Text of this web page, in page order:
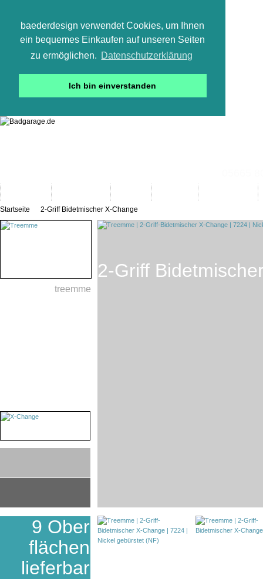
baederdesign verwendet Cookies, um Ihnen
ein bequemes Einkaufen auf unseren Seiten
zu ermöglichen. Datenschutzerklärung
Ich bin einverstanden
Startseite 2-Griff Bidetmischer X-Change
treemme
9 Ober
flächen
lieferbar
2-Griff